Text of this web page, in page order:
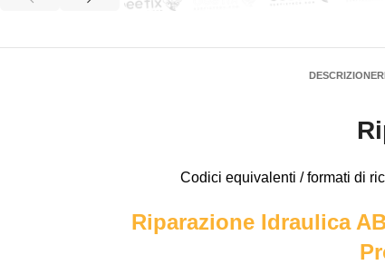
DESCRIZIONE
Codici equivalenti / formati di
Riparazione Idraulica